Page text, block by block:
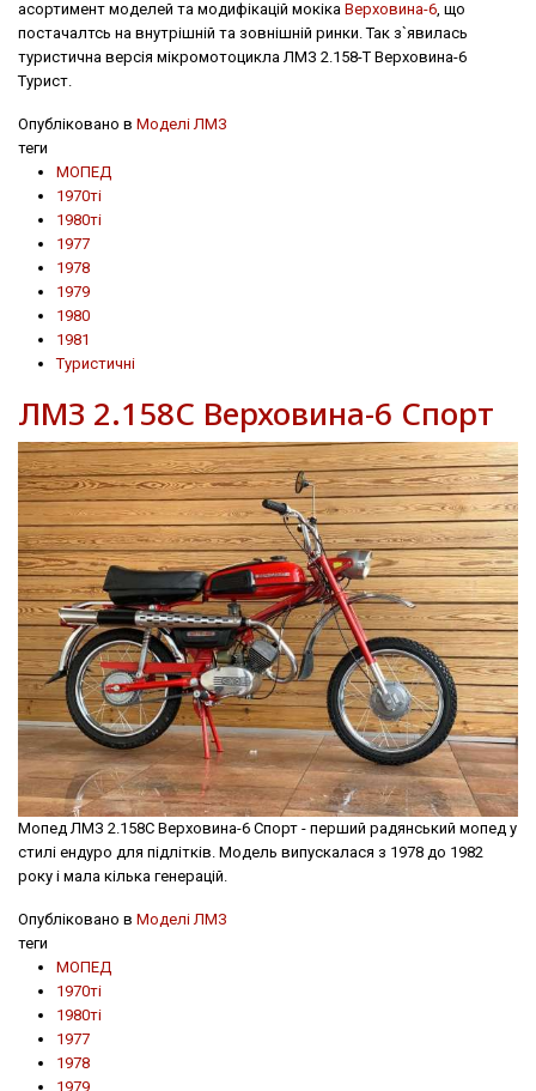
асортимент моделей та модифікацій мокіка Верховина-6 , що
постачалтсь на внутрішній та зовнішній ринки. Так з`явилась
туристична версія мікромотоцикла ЛМЗ 2.158-Т Верховина-6
Турист.
Опубліковано в Моделі ЛМЗ
теги
МОПЕД
1970ті
1980ті
1977
1978
1979
1980
1981
Туристичні
ЛМЗ 2.158С Верховина-6 Спорт
Мопед ЛМЗ 2.158С Верховина-6 Спорт - перший радянський мопед у
стилі ендуро для підлітків. Модель випускалася з 1978 до 1982
року і мала кілька генерацій.
Опубліковано в Моделі ЛМЗ
теги
МОПЕД
1970ті
1980ті
1977
1978
1979